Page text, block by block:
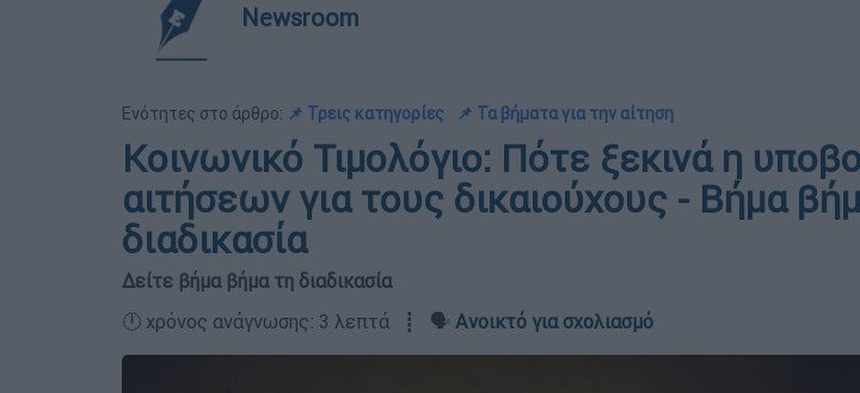
Newsroom
Ενότητες στο άρθρο: 📌 Τρεις κατηγορίες 📌 Τα βήματα για την αίτηση
Κοινωνικό Τιμολόγιο: Πότε ξεκινά η
αιτήσεων για τους δικαιούχους - Βήμα
διαδικασία
Δείτε βήμα βήμα τη διαδικασία
🕛 χρόνος ανάγνωσης: 3 λεπτά ┋ 🗣️ Ανοικτό για σχολιασμό